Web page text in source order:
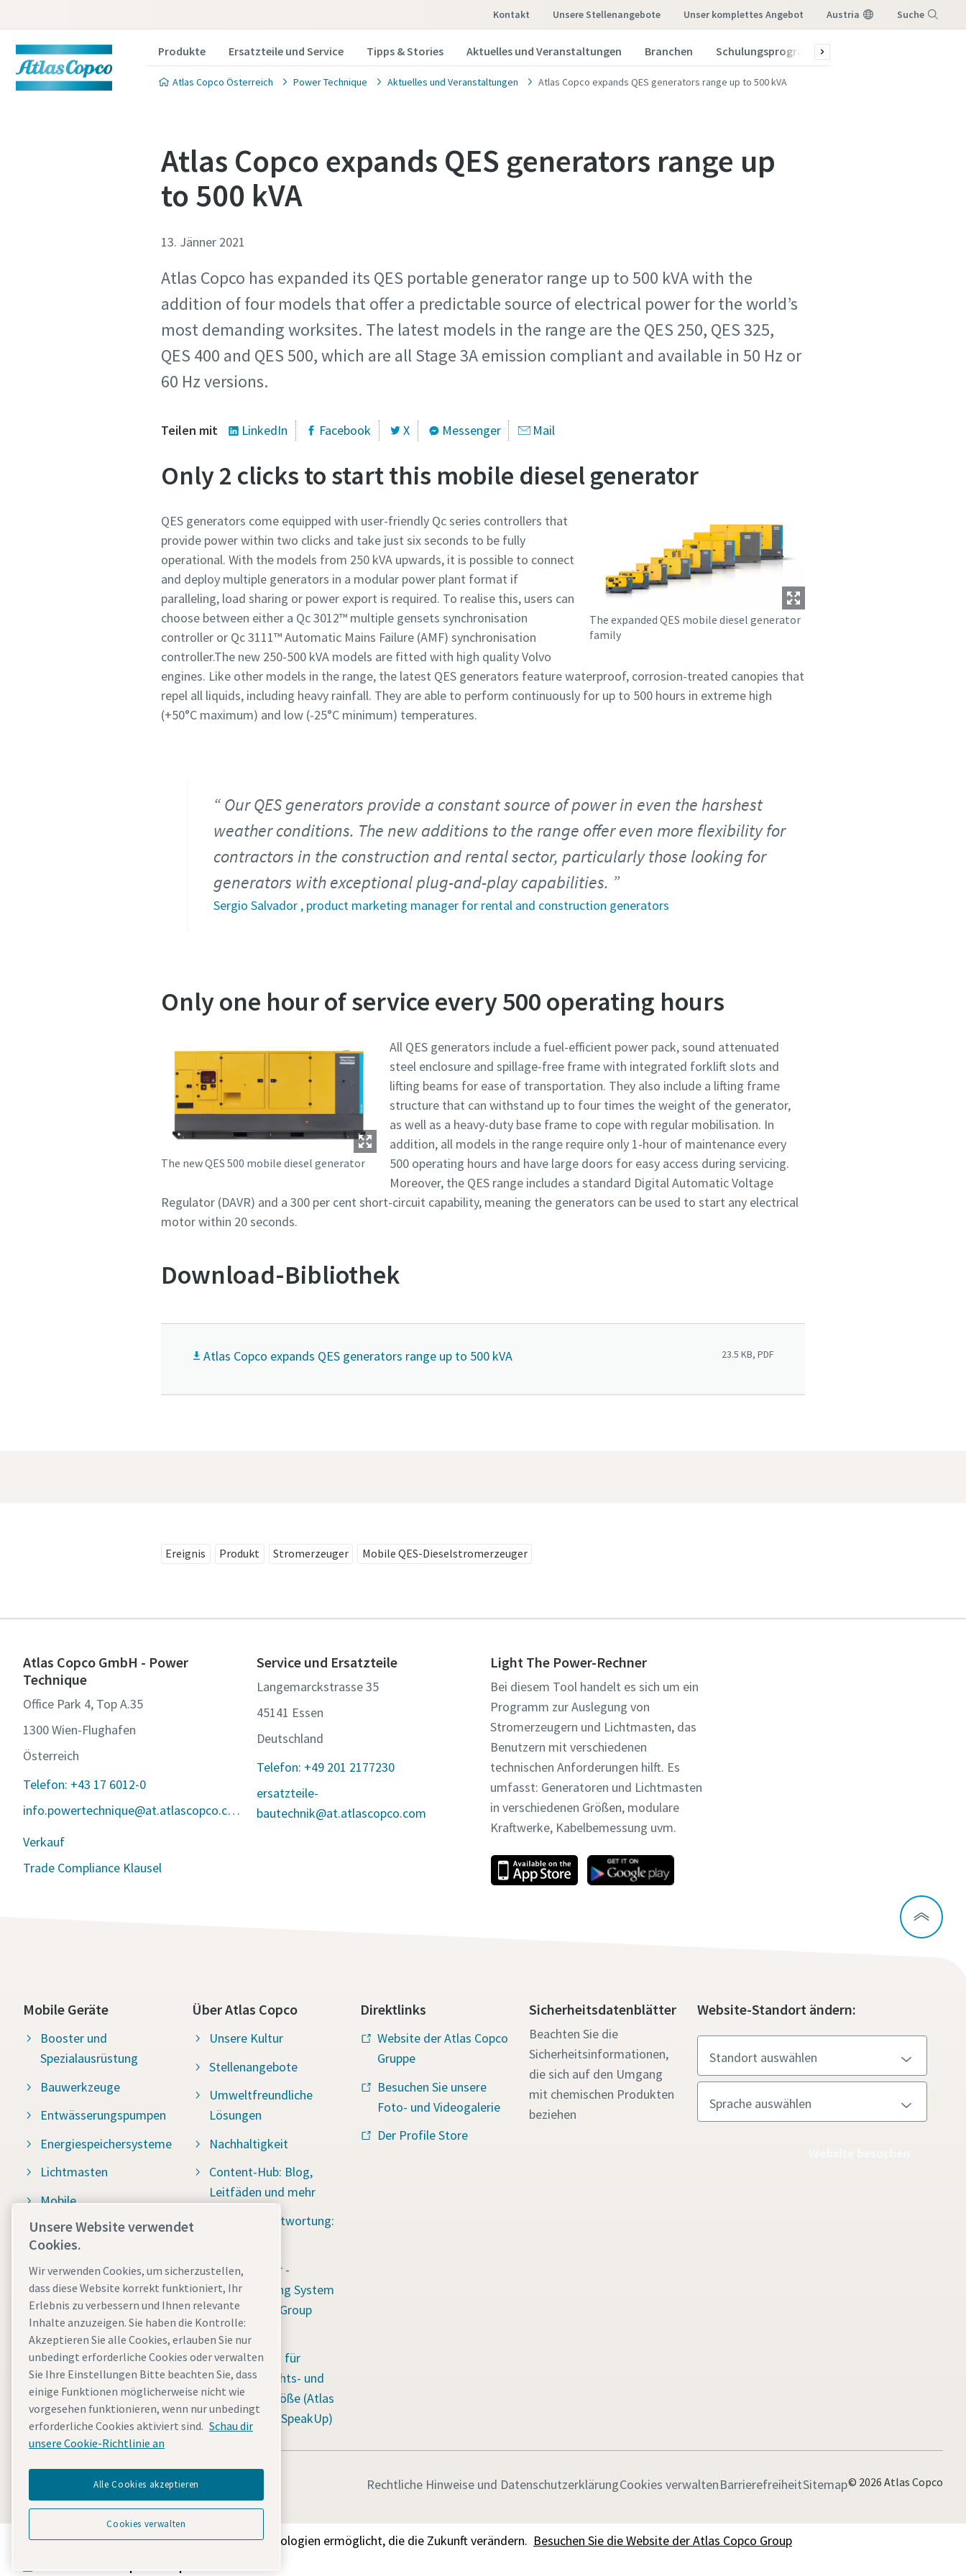
Kontakt Unsere Stellenangebote Unser komplettes Angebot Austria Suche
Produkte Ersatzteile und Service Tipps & Stories Aktuelles und Veranstaltungen Branchen Schulungsprogramm 2026
Atlas Copco Österreich Power Technique Aktuelles und Veranstaltungen Atlas Copco expands QES generators range up to 500 kVA
Atlas Copco expands QES generators range up
to 500 kVA
13. Jänner 2021
Atlas Copco has expanded its QES portable generator range up to 500 kVA with the
addition of four models that offer a predictable source of electrical power for the world’s
most demanding worksites. The latest models in the range are the QES 250, QES 325,
QES 400 and QES 500, which are all Stage 3A emission compliant and available in 50 Hz or
60 Hz versions.
Teilen mit LinkedIn Facebook X Messenger Mail
Only 2 clicks to start this mobile diesel generator
The expanded QES mobile diesel generator
family
QES generators come equipped with user-friendly Qc series controllers that
provide power within two clicks and take just six seconds to be fully
operational. With the models from 250 kVA upwards, it is possible to connect
and deploy multiple generators in a modular power plant format if
paralleling, load sharing or power export is required. To realise this, users can
choose between either a Qc 3012™ multiple gensets synchronisation
controller or Qc 3111™ Automatic Mains Failure (AMF) synchronisation
controller.The new 250-500 kVA models are fitted with high quality Volvo
engines. Like other models in the range, the latest QES generators feature waterproof, corrosion-treated canopies that
repel all liquids, including heavy rainfall. They are able to perform continuously for up to 500 hours in extreme high
(+50°C maximum) and low (-25°C minimum) temperatures.
Our QES generators provide a constant source of power in even the harshest
weather conditions. The new additions to the range offer even more flexibility for
contractors in the construction and rental sector, particularly those looking for
generators with exceptional plug-and-play capabilities.
Sergio Salvador , product marketing manager for rental and construction generators
Only one hour of service every 500 operating hours
The new QES 500 mobile diesel generator
All QES generators include a fuel-efficient power pack, sound attenuated
steel enclosure and spillage-free frame with integrated forklift slots and
lifting beams for ease of transportation. They also include a lifting frame
structure that can withstand up to four times the weight of the generator,
as well as a heavy-duty base frame to cope with regular mobilisation. In
addition, all models in the range require only 1-hour of maintenance every
500 operating hours and have large doors for easy access during servicing.
Moreover, the QES range includes a standard Digital Automatic Voltage
Regulator (DAVR) and a 300 per cent short-circuit capability, meaning the generators can be used to start any electrical
motor within 20 seconds.
Download-Bibliothek
Atlas Copco expands QES generators range up to 500 kVA 23.5 KB, PDF
Ereignis Produkt Stromerzeuger Mobile QES-Dieselstromerzeuger
Atlas Copco GmbH - Power
Technique
Office Park 4, Top A.35
1300 Wien-Flughafen
Österreich
Telefon: +43 17 6012-0
info.powertechnique@at.atlascopco.com
Verkauf
Trade Compliance Klausel
Service und Ersatzteile
Langemarckstrasse 35
45141 Essen
Deutschland
Telefon: +49 201 2177230
ersatzteile-
bautechnik@at.atlascopco.com
Light The Power-Rechner
Bei diesem Tool handelt es sich um ein
Programm zur Auslegung von
Stromerzeugern und Lichtmasten, das
Benutzern mit verschiedenen
technischen Anforderungen hilft. Es
umfasst: Generatoren und Lichtmasten
in verschiedenen Größen, modulare
Kraftwerke, Kabelbemessung uvm.
Mobile Geräte
Booster und
Spezialausrüstung
Bauwerkzeuge
Entwässerungspumpen
Energiespeichersysteme
Lichtmasten
Mobile
Druckluftkompressoren
Stromerzeuger
Über Atlas Copco
Unsere Kultur
Stellenangebote
Umweltfreundliche
Lösungen
Nachhaltigkeit
Content-Hub: Blog,
Leitfäden und mehr
Soziale Verantwortung:
Hinweisgeber -
Whistleblowing System
(Atlas Copco Group
SpeakUp)
Meldesystem für
Menschenrechts- und
Umweltverstöße (Atlas
Copco Group SpeakUp)
Direktlinks
Website der Atlas Copco
Gruppe
Besuchen Sie unsere
Foto- und Videogalerie
Der Profile Store
Sicherheitsdatenblätter
Beachten Sie die
Sicherheitsinformationen,
die sich auf den Umgang
mit chemischen Produkten
beziehen
Website-Standort ändern:
Rechtliche Hinweise und DatenschutzerklärungCookies verwaltenBarrierefreiheitSitemap© 2026 Atlas Copco
Entdecken Sie, wie die Atlas Copco Group Technologien ermöglicht, die die Zukunft verändern. Besuchen Sie die Website der Atlas Copco Group
Unsere Website verwendet
Cookies.
Wir verwenden Cookies, um sicherzustellen,
dass diese Website korrekt funktioniert, Ihr
Erlebnis zu verbessern und Ihnen relevante
Inhalte anzuzeigen. Sie haben die Kontrolle:
Akzeptieren Sie alle Cookies, erlauben Sie nur
unbedingt erforderliche Cookies oder verwalten
Sie Ihre Einstellungen Bitte beachten Sie, dass
einige Funktionen möglicherweise nicht wie
vorgesehen funktionieren, wenn nur unbedingt
erforderliche Cookies aktiviert sind. Schau dir
unsere Cookie-Richtlinie an
Alle Cookies akzeptieren
Cookies verwalten